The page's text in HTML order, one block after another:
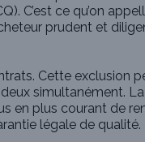
C’est ce qu’on
prudent et
Cette exclusion
simultanément.
en plus courant de
légale de qualité.